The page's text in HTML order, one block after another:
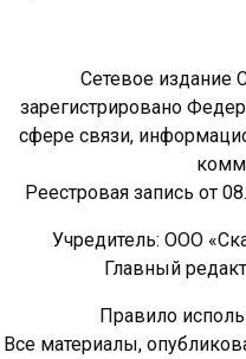
Сетевое издание
зарегистрировано
сфере связи,
Реестровая запись от
Учредитель: ООО
Главный
Правило
Все материалы,